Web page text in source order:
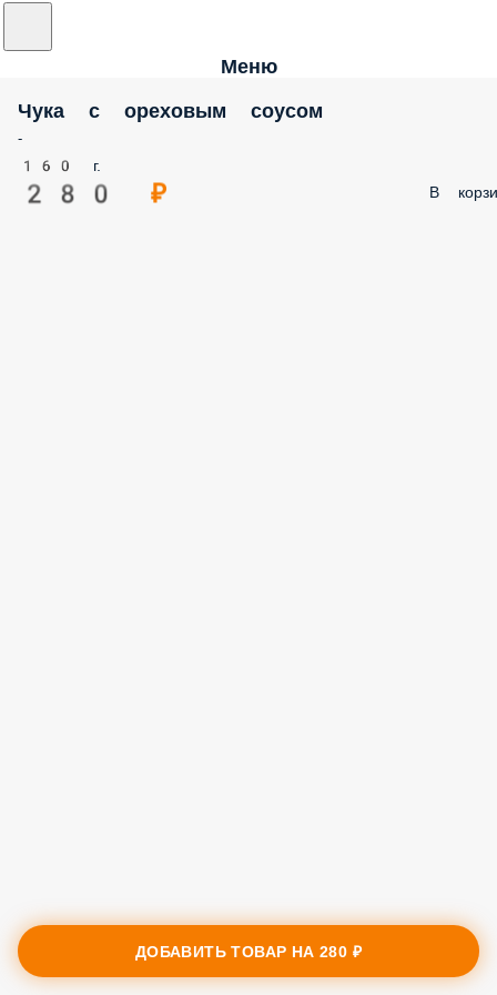
Меню
Чука с ореховым соусом
-
160 г.
280 ₽ В
ДОБАВИТЬ ТОВАР НА280 ₽